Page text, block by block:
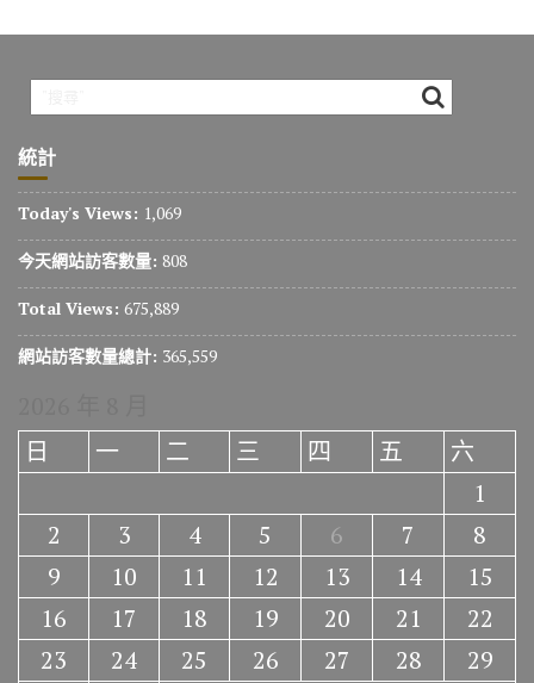
統計
Today's Views: 1,069
今天網站訪客數量: 808
Total Views: 675,889
網站訪客數量總計: 365,559
日
一 二 三 四 五
六
1
2
3 4 5 6 7
8
9
10 11 12 13 14
15
16
17 18 19 20 21
22
23
24 25 26 27 28
29